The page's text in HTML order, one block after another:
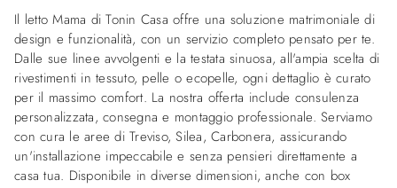
Il letto Mama di Tonin Casa offre una soluzione matrimoniale di
design e funzionalità, con un servizio completo pensato per te.
Dalle sue linee avvolgenti e la testata sinuosa, all'ampia scelta di
rivestimenti in tessuto, pelle o ecopelle, ogni dettaglio è curato
per il massimo comfort. La nostra offerta include consulenza
personalizzata, consegna e montaggio professionale. Serviamo
con cura le aree di Treviso, Silea, Carbonera, assicurando
un'installazione impeccabile e senza pensieri direttamente a
casa tua. Disponibile in diverse dimensioni, anche con box